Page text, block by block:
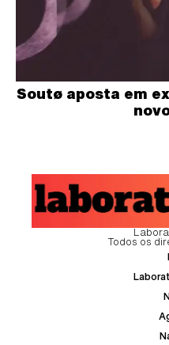
Soutø aposta em
Todos os